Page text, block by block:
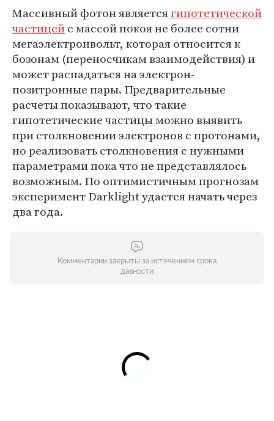
Массивный фотон являетсягипотетической
частицейс массой покоя не более сотни
мегаэлектронвольт, которая относится к
бозонам (переносчикам взаимодействия) и
может распадаться на электрон-
позитронные пары. Предварительные
расчеты показывают, что такие
гипотетические частицы можно выявить
при столкновении электронов с протонами,
но реализовать столкновения с нужными
параметрами пока что не представлялось
возможным. По оптимистичным прогнозам
эксперимент Darklight удастся начать через
два года.
Комментарии закрыты за истечением срока
давности